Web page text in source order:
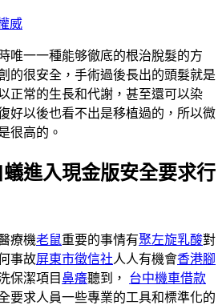
威
唯一一種能够徹底的根治脫髮的方
的很安全，手術過後長出的頭髮就是
正常的生長和代謝，甚至還可以染
好以後也看不出是移植過的，所以微
很高的。
進入現金版安全要求行
療機老鼠重要的事情有聚左旋乳酸對
事故屏東市徵信社人人有機會香港腳
保潔項目鼻癢聽到， 台中機車借款
要求人員一些專業的工具和標準化的